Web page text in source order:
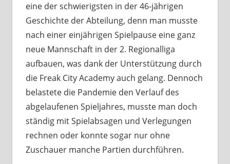
eine der schwierigsten in der 46-jährigen
Geschichte der Abteilung, denn man musste
nach einer einjährigen Spielpause eine ganz
neue Mannschaft in der 2. Regionalliga
aufbauen, was dank der Unterstützung durch
die Freak City Academy auch gelang. Dennoch
belastete die Pandemie den Verlauf des
abgelaufenen Spieljahres, musste man doch
ständig mit Spielabsagen und Verlegungen
rechnen oder konnte sogar nur ohne
Zuschauer manche Partien durchführen.